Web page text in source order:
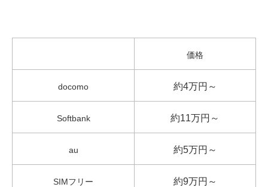
価格
docomo 約4万円～
Softbank 約11万円～
au 約5万円～
SIMフリー 約9万円～